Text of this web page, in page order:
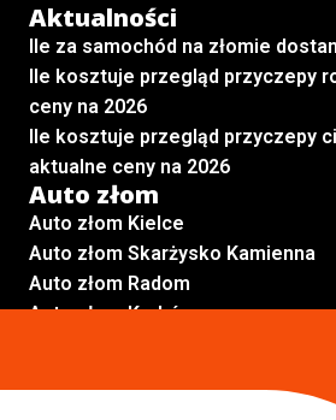
Aktualności
Ile za samochód na złomie
Ile kosztuje przegląd przyczepy
ceny na 2026
Ile kosztuje przegląd przyczepy
aktualne ceny na 2026
Auto złom
Auto złom Kielce
Auto złom Skarżysko Kamienna
Auto złom Radom
Auto złom Kraków